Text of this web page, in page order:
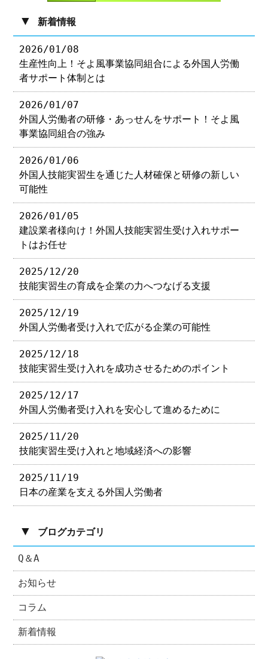
▼ 新着情報
2026/01/08
生産性向上！そよ風事業協同組合による外国人労働
者サポート体制とは
2026/01/07
外国人労働者の研修・あっせんをサポート！そよ風
事業協同組合の強み
2026/01/06
外国人技能実習生を通じた人材確保と研修の新しい
可能性
2026/01/05
建設業者様向け！外国人技能実習生受け入れサポー
トはお任せ
2025/12/20
技能実習生の育成を企業の力へつなげる支援
2025/12/19
外国人労働者受け入れで広がる企業の可能性
2025/12/18
技能実習生受け入れを成功させるためのポイント
2025/12/17
外国人労働者受け入れを安心して進めるために
2025/11/20
技能実習生受け入れと地域経済への影響
2025/11/19
日本の産業を支える外国人労働者
▼ ブログカテゴリ
Q＆A
お知らせ
コラム
新着情報